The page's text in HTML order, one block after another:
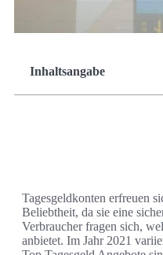
Inhaltsangabe
Tagesgeldkonten erfreuen
Beliebtheit, da sie eine
Verbraucher fragen sich,
anbietet. Im Jahr 2021